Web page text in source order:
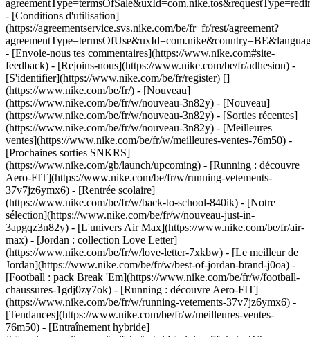
- [Conditions d'utilisation]
(https://agreementservice.svs.nike.com/be/fr_fr/rest/agreement?
- [Envoie-nous tes commentaires](https://www.nike.com#site-
feedback) - [Rejoins-nous](https://www.nike.com/be/fr/adhesion) -
[S'identifier](https://www.nike.com/be/fr/register) []
(https://www.nike.com/be/fr/) - [Nouveau]
(https://www.nike.com/be/fr/w/nouveau-3n82y) - [Nouveau]
(https://www.nike.com/be/fr/w/nouveau-3n82y) - [Sorties récentes]
(https://www.nike.com/be/fr/w/nouveau-3n82y) - [Meilleures
ventes](https://www.nike.com/be/fr/w/meilleures-ventes-76m50) -
[Prochaines sorties SNKRS]
(https://www.nike.com/gb/launch/upcoming) - [Running : découvre
Aero-FIT](https://www.nike.com/be/fr/w/running-vetements-
37v7jz6ymx6) - [Rentrée scolaire]
(https://www.nike.com/be/fr/w/back-to-school-840ik) - [Notre
sélection](https://www.nike.com/be/fr/w/nouveau-just-in-
3apgqz3n82y) - [L'univers Air Max](https://www.nike.com/be/fr/air-
max) - [Jordan : collection Love Letter]
(https://www.nike.com/be/fr/w/love-letter-7xkbw) - [Le meilleur de
Jordan](https://www.nike.com/be/fr/w/best-of-jordan-brand-j0oa) -
[Football : pack Break 'Em](https://www.nike.com/be/fr/w/football-
chaussures-1gdj0zy7ok) - [Running : découvre Aero-FIT]
(https://www.nike.com/be/fr/w/running-vetements-37v7jz6ymx6) -
[Tendances](https://www.nike.com/be/fr/w/meilleures-ventes-
76m50) - [Entraînement hybride]